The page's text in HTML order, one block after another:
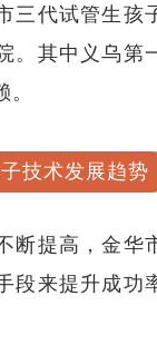
三代试管生孩
。其中义乌
技术发展趋势
断提高，金
段来提升成